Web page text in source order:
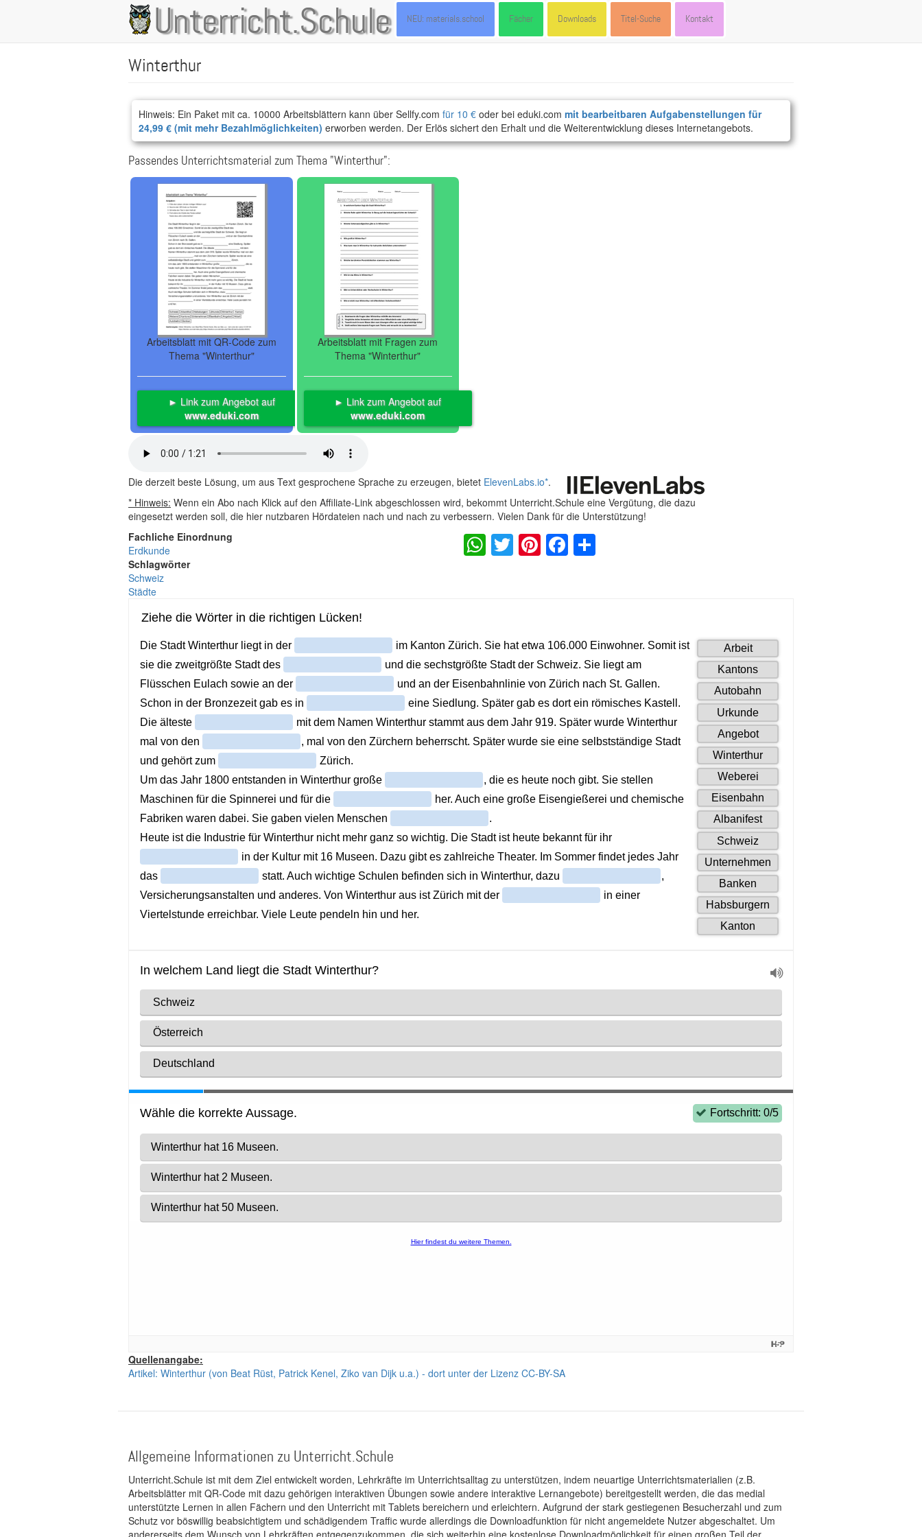
Unterricht.Schule
Main
navigation
NEU: materials.school Fächer Downloads Titel-Suche Kontakt
Winterthur
Hinweis: Ein Paket mit ca. 10000 Arbeitsblättern kann über Sellfy.com für 10 € oder bei eduki.com mit bearbeitbaren Aufgabenstellungen für
24,99 € (mit mehr Bezahlmöglichkeiten) erworben werden. Der Erlös sichert den Erhalt und die Weiterentwicklung dieses Internetangebots.
Passendes Unterrichtsmaterial zum Thema "Winterthur":
Arbeitsblatt mit QR-Code zum
Thema "Winterthur"
► Link zum Angebot auf
www.eduki.com
Arbeitsblatt mit Fragen zum
Thema "Winterthur"
► Link zum Angebot auf
www.eduki.com
Die derzeit beste Lösung, um aus Text gesprochene Sprache zu erzeugen, bietet ElevenLabs.io*.
* Hinweis: Wenn ein Abo nach Klick auf den Affiliate-Link abgeschlossen wird, bekommt Unterricht.Schule eine Vergütung, die dazu
eingesetzt werden soll, die hier nutzbaren Hördateien nach und nach zu verbessern. Vielen Dank für die Unterstützung!
Fachliche Einordnung
Erdkunde
Schlagwörter
Schweiz
Städte
WhatsApp
Twitter
Pinterest
Facebook
Quellenangabe:
Artikel: Winterthur (von Beat Rüst, Patrick Kenel, Ziko van Dijk u.a.) - dort unter der Lizenz CC-BY-SA
Allgemeine Informationen zu Unterricht.Schule
Unterricht.Schule ist mit dem Ziel entwickelt worden, Lehrkräfte im Unterrichtsalltag zu unterstützen, indem neuartige Unterrichtsmaterialien (z.B.
Arbeitsblätter mit QR-Code mit dazu gehörigen interaktiven Übungen sowie andere interaktive Lernangebote) bereitgestellt werden, die das medial
unterstützte Lernen in allen Fächern und den Unterricht mit Tablets bereichern und erleichtern. Aufgrund der stark gestiegenen Besucherzahl und zum
Schutz vor böswillig beabsichtigtem und schädigendem Traffic wurde allerdings die Downloadfunktion für nicht angemeldete Nutzer abgeschaltet. Um
andererseits dem Wunsch von Lehrkräften entgegenzukommen, die sich weiterhin eine kostenlose Downloadmöglichkeit für einen großen Teil der